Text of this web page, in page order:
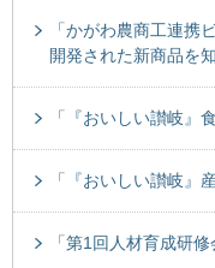
「かがわ農商工連携
開発された新商品を
「『おいしい讃岐』
「『おいしい讃岐』
「第1回人材育成研